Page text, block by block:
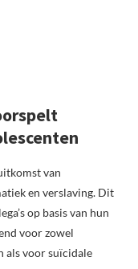
van
en verslaving. Dit
op basis van hun
voor zowel
als voor suïcidale